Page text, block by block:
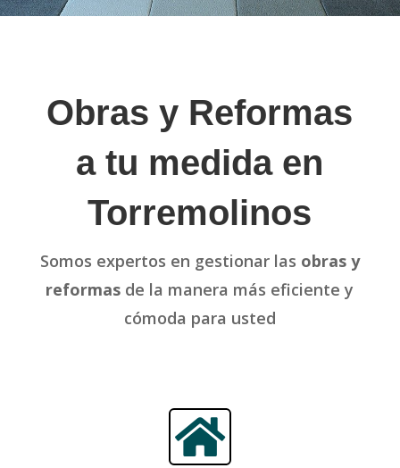
Obras y Reformas
a tu medida en
Torremolinos
Somos expertos en gestionar las obras y
reformas de la manera más eficiente y
cómoda para usted
